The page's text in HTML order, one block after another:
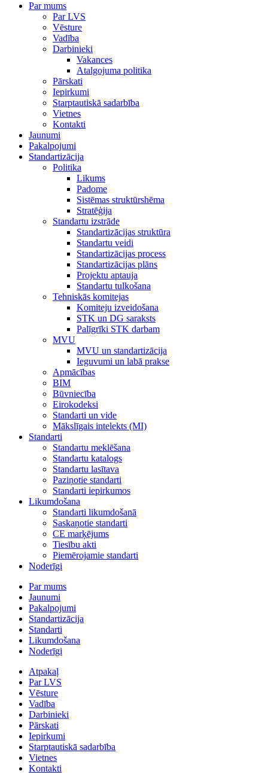
Par mums
Par LVS
Vēsture
Vadība
Darbinieki
Vakances
Atalgojuma politika
Pārskati
Iepirkumi
Starptautiskā sadarbība
Vietnes
Kontakti
Jaunumi
Pakalpojumi
Standartizācija
Politika
Likums
Padome
Sistēmas struktūrshēma
Stratēģija
Standartu izstrāde
Standartizācijas struktūra
Standartu veidi
Standartizācijas process
Standartizācijas plāns
Projektu aptauja
Standartu tulkošana
Tehniskās komitejas
Komiteju izveidošana
STK un DG saraksts
Palīgrīki STK darbam
MVU
MVU un standartizācija
Ieguvumi un labā prakse
Apmācības
BIM
Būvniecība
Eirokodeksi
Standarti un vide
Mākslīgais intelekts (MI)
Standarti
Standartu meklēšana
Standartu katalogs
Standartu lasītava
Paziņotie standarti
Standarti iepirkumos
Likumdošana
Standarti likumdošanā
Saskaņotie standarti
CE marķējums
Tiesību akti
Piemērojamie standarti
Noderīgi
Par mums
Jaunumi
Pakalpojumi
Standartizācija
Standarti
Likumdošana
Noderīgi
Atpakaļ
Par LVS
Vēsture
Vadība
Darbinieki
Pārskati
Iepirkumi
Starptautiskā sadarbība
Vietnes
Kontakti